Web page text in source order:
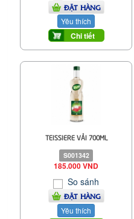
ĐẶT HÀNG
Yêu thích
Chi tiết
TEISSIERE VẢI 700ML
S001342
185.000 VND
So sánh
ĐẶT HÀNG
Yêu thích